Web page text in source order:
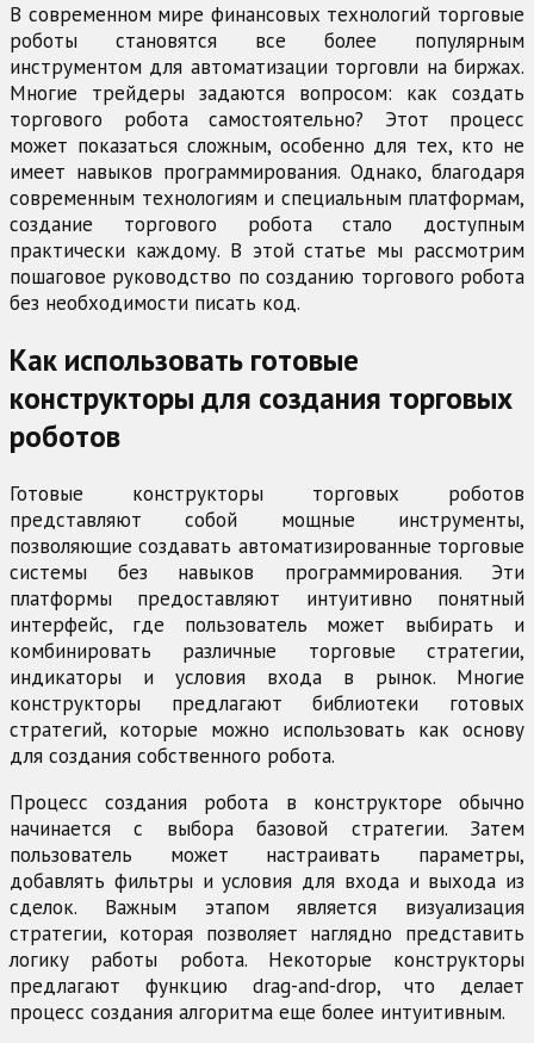
В современном мире финансовых технологий торговые
роботы становятся все более популярным
инструментом для автоматизации торговли на биржах.
Многие трейдеры задаются вопросом: как создать
торгового робота самостоятельно? Этот процесс
может показаться сложным, особенно для тех, кто не
имеет навыков программирования. Однако, благодаря
современным технологиям и специальным платформам,
создание торгового робота стало доступным
практически каждому. В этой статье мы рассмотрим
пошаговое руководство по созданию торгового робота
без необходимости писать код.
Как использовать готовые
конструкторы для создания торговых
роботов
Готовые конструкторы торговых роботов
представляют собой мощные инструменты,
позволяющие создавать автоматизированные торговые
системы без навыков программирования. Эти
платформы предоставляют интуитивно понятный
интерфейс, где пользователь может выбирать и
комбинировать различные торговые стратегии,
индикаторы и условия входа в рынок. Многие
конструкторы предлагают библиотеки готовых
стратегий, которые можно использовать как основу
для создания собственного робота.
Процесс создания робота в конструкторе обычно
начинается с выбора базовой стратегии. Затем
пользователь может настраивать параметры,
добавлять фильтры и условия для входа и выхода из
сделок. Важным этапом является визуализация
стратегии, которая позволяет наглядно представить
логику работы робота. Некоторые конструкторы
предлагают функцию drag-and-drop, что делает
процесс создания алгоритма еще более интуитивным.